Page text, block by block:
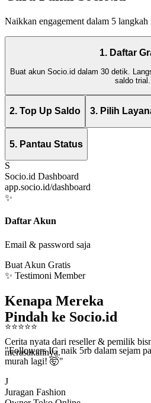
Naikkan engagement dalam 5 langkah
1. Daftar
Buat akun Socio.id dalam 30 detik.
saldo trial.
2. Top Up Saldo 3. Pilih
5. Pantau Status
S
Socio.id Dashboard
app.socio.id/dashboard
✨
Daftar Akun
Email & password saja
Buat Akun Gratis
✨ Testimoni Member
Kenapa Mereka
Pindah ke Socio.id
Cerita nyata dari reseller & pemilik
merasakannya.
⭐⭐⭐⭐⭐
"Followers IG naik 5rb dalam sejam
murah lagi! 🤯"
Juragan Fashion
Owner Toko Online